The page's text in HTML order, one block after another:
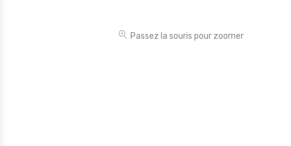
Passez la souris pour zoomer